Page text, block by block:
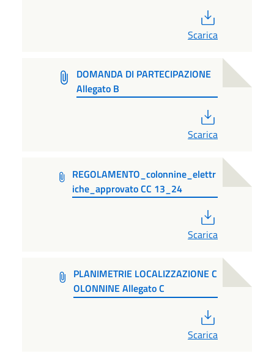
Scarica
DOMANDA DI PARTECIPAZIONE
Allegato B
Scarica
REGOLAMENTO_colonnine_elettr
iche_approvato CC 13_24
Scarica
PLANIMETRIE LOCALIZZAZIONE C
OLONNINE Allegato C
Scarica